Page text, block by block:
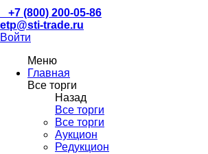
+7 (800) 200-05-86
etp@sti-trade.ru
Войти
Меню
Главная
Все торги
Назад
Все торги
Все торги
Аукцион
Редукцион